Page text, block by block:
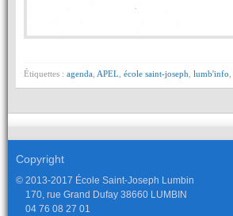
Étiquettes : agenda APEL école saint-joseph lumb'info
Copyright
© 2013-2017 École Saint-Joseph Lumbin
170, rue Grand Dufay 38660 LUMBIN
04 76 08 27 01